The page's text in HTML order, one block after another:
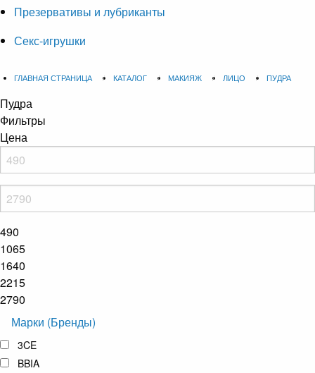
Презервативы и лубриканты
Секс-игрушки
ГЛАВНАЯ СТРАНИЦА КАТАЛОГ МАКИЯЖ ЛИЦО ПУДРА
Пудра
Фильтры
Цена
490
1065
1640
2215
2790
Марки (Бренды)
3CE
BBIA